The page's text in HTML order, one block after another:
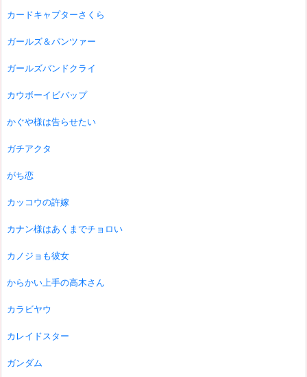
カードキャプターさくら
ガールズ＆パンツァー
ガールズバンドクライ
カウボーイビバップ
かぐや様は告らせたい
ガチアクタ
がち恋
カッコウの許嫁
カナン様はあくまでチョロい
カノジョも彼女
からかい上手の高木さん
カラビヤウ
カレイドスター
ガンダム